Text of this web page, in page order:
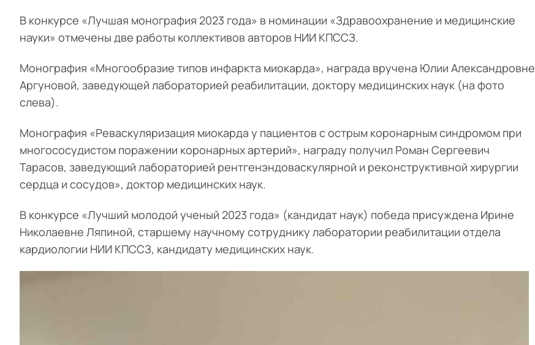
В конкурсе «Лучшая монография 2023 года» в номинации «Здравоохранение и медицинские
науки» отмечены две работы коллективов авторов НИИ КПССЗ.
Монография «Многообразие типов инфаркта миокарда», награда вручена Юлии Александровне
Аргуновой, заведующей лабораторией реабилитации, доктору медицинских наук (на фото
слева).
Монография «Реваскуляризация миокарда у пациентов с острым коронарным синдромом при
многососудистом поражении коронарных артерий», награду получил Роман Сергеевич
Тарасов, заведующий лабораторией рентгенэндоваскулярной и реконструктивной хирургии
сердца и сосудов», доктор медицинских наук.
В конкурсе «Лучший молодой ученый 2023 года» (кандидат наук) победа присуждена Ирине
Николаевне Ляпиной, старшему научному сотруднику лаборатории реабилитации отдела
кардиологии НИИ КПССЗ, кандидату медицинских наук.